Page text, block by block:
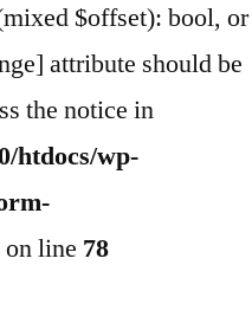
$offset): bool, or
attribute should be
the notice in
htdocs/wp-
on line 78